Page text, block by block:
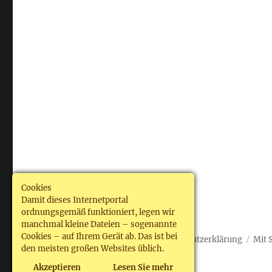
Arbeitswelt Deutschland Datenschutzerklärung Mit
Cookies
Damit dieses Internetportal
ordnungsgemäß funktioniert, legen wir
manchmal kleine Dateien – sogenannte
Cookies – auf Ihrem Gerät ab. Das ist bei
den meisten großen Websites üblich.
Akzeptieren
Lesen Sie mehr